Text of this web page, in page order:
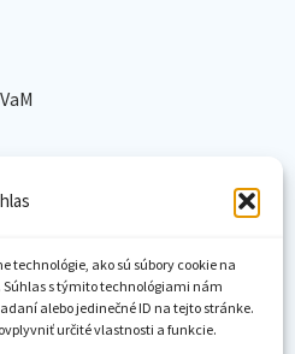
technológie, ako sú súbory cookie na
s týmito technológiami nám
alebo jedinečné ID na tejto stránke.
určité vlastnosti a funkcie.